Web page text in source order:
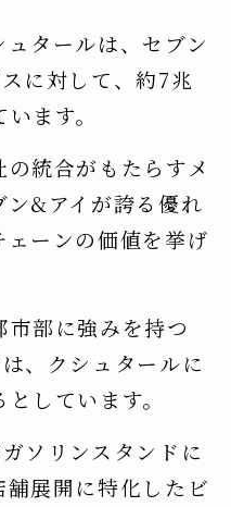
タールは、セブン
に対して、約7兆
ます。
統合がもたらすメ
ン&アイが誇る優れ
ーンの価値を挙げ
市部に強みを持つ
、クシュタールに
しています。
ソリンスタンドに
展開に特化したビ